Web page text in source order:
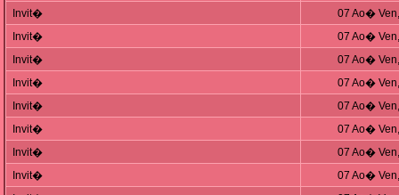
Invit�
07 Ao�
Invit�
07 Ao�
Invit�
07 Ao�
Invit�
07 Ao�
Invit�
07 Ao�
Invit�
07 Ao�
Invit�
07 Ao�
Invit�
07 Ao�